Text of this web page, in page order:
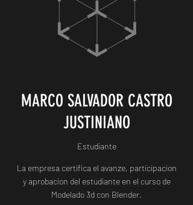
MARCO SALVADOR CASTRO
JUSTINIANO
Estudiante
La empresa certifica el avanze, participacion
y aprobacion del estudiante en el curso de
Modelado 3d con Blender.